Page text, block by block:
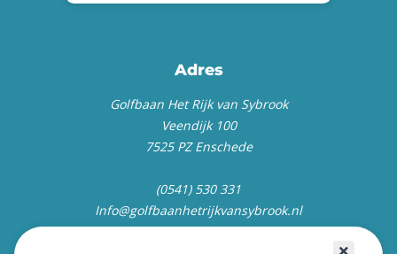
Adres
Golfbaan Het Rijk van Sybrook
Veendijk 100
7525 PZ Enschede
(0541) 530 331
Info@golfbaanhetrijkvansybrook.nl